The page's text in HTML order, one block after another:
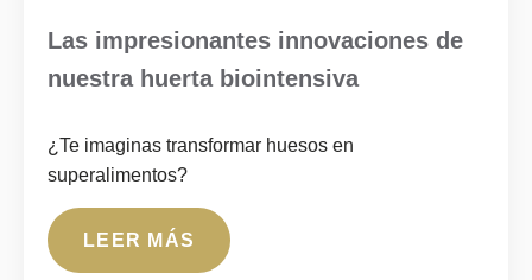
Las impresionantes innovaciones de
nuestra huerta biointensiva
¿Te imaginas transformar huesos en
superalimentos?
LEER MÁS